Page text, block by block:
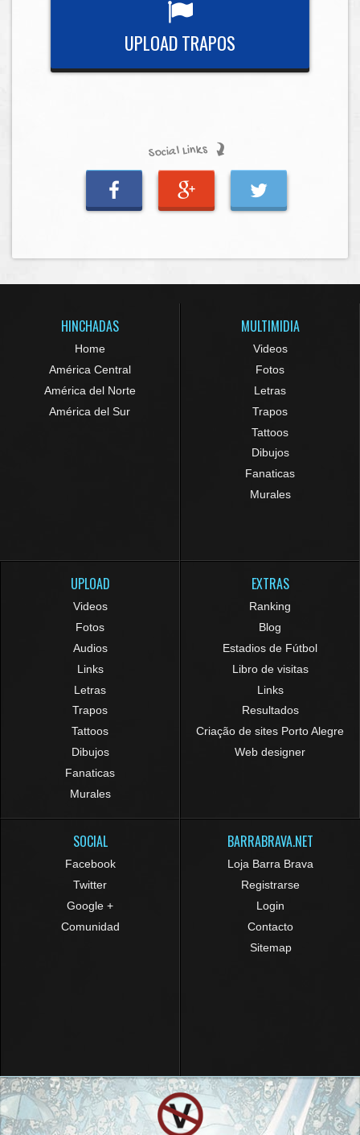
UPLOAD TRAPOS
Social Links
HINCHADAS
Home
América Central
América del Norte
América del Sur
MULTIMIDIA
Videos
Fotos
Letras
Trapos
Tattoos
Dibujos
Fanaticas
Murales
UPLOAD
Videos
Fotos
Audios
Links
Letras
Trapos
Tattoos
Dibujos
Fanaticas
Murales
EXTRAS
Ranking
Blog
Estadios de Fútbol
Libro de visitas
Links
Resultados
Criação de sites Porto Alegre
Web designer
SOCIAL
Facebook
Twitter
Google +
Comunidad
BARRABRAVA.NET
Loja Barra Brava
Registrarse
Login
Contacto
Sitemap